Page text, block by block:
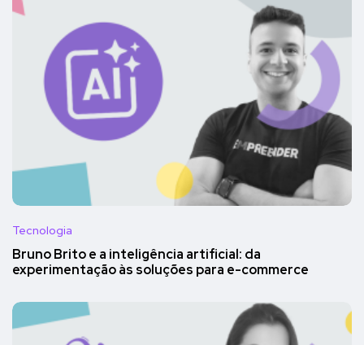
Tecnologia
Bruno Brito e a inteligência artificial: da
experimentação às soluções para e-commerce